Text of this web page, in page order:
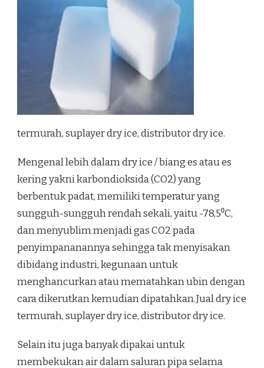
termurah, suplayer dry ice, distributor dry ice.
Mengenal lebih dalam dry ice / biang es atau es
kering yakni karbondioksida (CO2) yang
berbentuk padat, memiliki temperatur yang
sungguh-sungguh rendah sekali, yaitu -78,5⁰C,
dan menyublim menjadi gas CO2 pada
penyimpananannya sehingga tak menyisakan
dibidang industri, kegunaan untuk
menghancurkan atau mematahkan ubin dengan
cara dikerutkan kemudian dipatahkan.Jual dry ice
termurah, suplayer dry ice, distributor dry ice.
Selain itu juga banyak dipakai untuk
membekukan air dalam saluran pipa selama